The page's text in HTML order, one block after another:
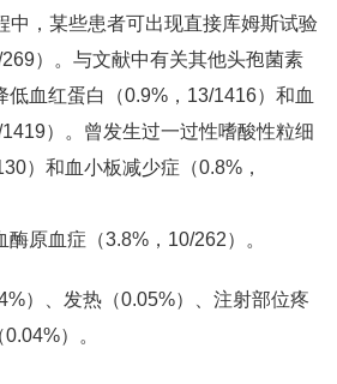
中，某些患者可出现直接库姆斯试验
）。与文献中有关其他头孢菌素
低血红蛋白（0.9%，13/1416）和血
）。曾发生过一过性嗜酸性粒细
）和血小板减少症（0.8%，
原血症（3.8%，10/262）。
）、发热（0.05%）、注射部位疼
）。